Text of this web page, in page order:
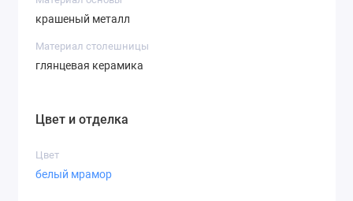
крашеный металл
Материал столешницы
глянцевая керамика
Цвет и отделка
Цвет
белый мрамор